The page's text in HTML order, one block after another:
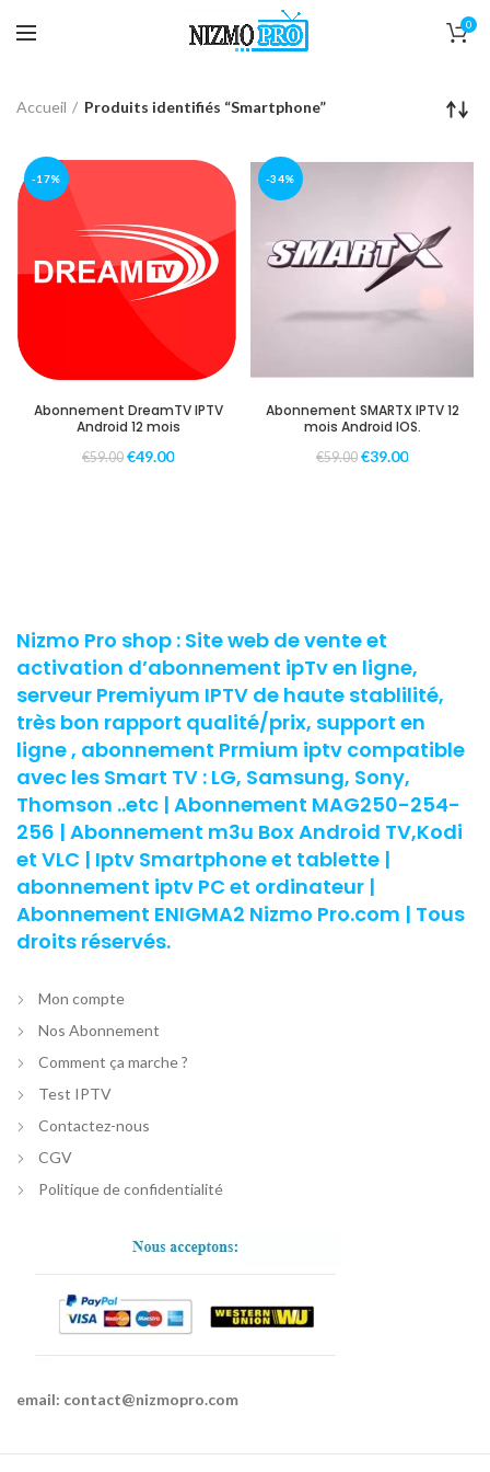
0
Accueil Produits identifiés “Smartphone”
-17%
Abonnement DreamTV IPTV
Android 12 mois
€59.00 €49.00
-34%
Abonnement SMARTX IPTV 12
mois Android IOS.
€59.00 €39.00
Nizmo Pro shop : Site web de vente et
activation d’abonnement ipTv en ligne,
serveur Premiyum IPTV de haute stablilité,
très bon rapport qualité/prix, support en
ligne , abonnement Prmium iptv compatible
avec les Smart TV : LG, Samsung, Sony,
Thomson ..etc | Abonnement MAG250-254-
256 | Abonnement m3u Box Android TV,Kodi
et VLC | Iptv Smartphone et tablette |
abonnement iptv PC et ordinateur |
Abonnement ENIGMA2 Nizmo Pro.com | Tous
droits réservés.
Mon compte
Nos Abonnement
Comment ça marche ?
Test IPTV
Contactez-nous
CGV
Politique de confidentialité
email: contact@nizmopro.com